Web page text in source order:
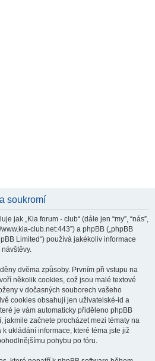
soukromí
jak „Kia forum - club“ (dále jen “my”, “nás”,
www.kia-club.net:443”) a phpBB („phpBB
Limited“) používá jakékoliv informace
dvěma způsoby. Prvním při vstupu na
několik cookies, což jsou malé textové
v dočasných souborech vašeho
cookies obsahují jen uživatelské-id a
je vám automaticky přiděleno phpBB
jakmile začnete procházet mezi tématy na
k ukládání informace, které téma jste již
pohybu po fóru.